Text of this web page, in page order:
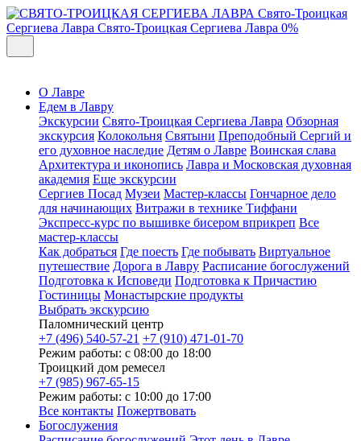
Свято-Троицкая
Сергиева Лавра Свято-Троицкая Сергиева Лавра 0%
О Лавре
Едем в Лавру
Экскурсии Свято-Троицкая Сергиева Лавра Обзорная
экскурсия Колокольня Святыни Преподобный Сергий и
его духовное наследие Детям о Лавре Воинская слава
Архитектура и иконопись Лавра и Московская духовная
академия Еще экскурсии
Сергиев Посад Музеи Мастер-классы Гончарное дело
для начинающих Витражи в технике Тиффани
Экспресс-курс по вышивке бисером вприкреп Все
мастер-классы
Как добраться Где поесть Где побывать Виртуальное
путешествие Дорога в Лавру Расписание богослужений
Подготовка к Исповеди Подготовка к Причастию
Гостиницы Монастырские продукты
Выбрать экскурсию
Паломнический центр
+7 (496) 540-57-21 +7 (910) 471-01-70
Режим работы: с 08:00 до 18:00
Троицкий дом ремесел
+7 (985) 967-65-15
Режим работы: с 10:00 до 17:00
Все контакты Пожертвовать
Богослужения